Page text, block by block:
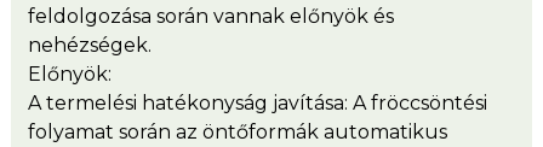
feldolgozása során vannak előnyök és
nehézségek.
Előnyök:
A termelési hatékonyság javítása: A fröccsöntési
folyamat során az öntőformák automatikus